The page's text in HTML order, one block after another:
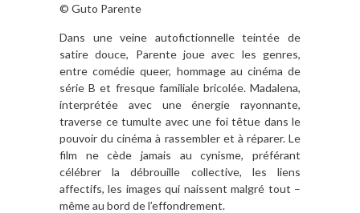
© Guto Parente
Dans une veine autofictionnelle teintée de
satire douce, Parente joue avec les genres,
entre comédie queer, hommage au cinéma de
série B et fresque familiale bricolée. Madalena,
interprétée avec une énergie rayonnante,
traverse ce tumulte avec une foi têtue dans le
pouvoir du cinéma à rassembler et à réparer. Le
film ne cède jamais au cynisme, préférant
célébrer la débrouille collective, les liens
affectifs, les images qui naissent malgré tout –
même au bord de l’effondrement.